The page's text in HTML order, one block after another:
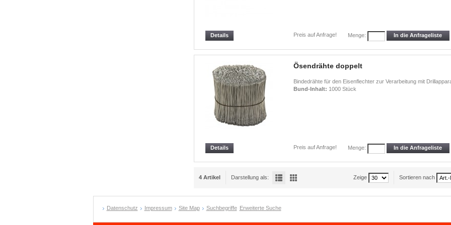
Preis auf Anfrage! Menge: In die Anfrageliste
Details
Ösendrähte doppelt
Bindedrähte für den Eisenflechter zur Verarbeitung mit
Bund-Inhalt: 1000 Stück
Preis auf Anfrage! Menge: In die Anfrageliste
Details
4 Artikel Darstellung als: Sortieren nach
Zeige
Datenschutz Impressum Site Map Suchbegriffe Erweiterte Suche